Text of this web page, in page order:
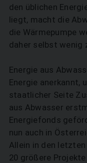
den üblichen
liegt, macht die
die Wärmepumpe
daher selbst wenig
Energie aus
Energie anerkannt,
staatlicher Seite
aus Abwasser
Energiefonds
nun auch in
Allein in den
20 größere